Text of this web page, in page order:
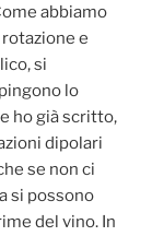
abbiamo
e
si
lo
ho già scritto,
dipolari
se non ci
si possono
del vino. In